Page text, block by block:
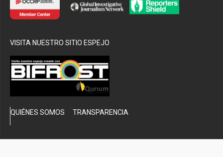
VISITA NUESTRO SITIO ESPEJO
QUIÉNES SOMOS TRANSPARENCIA